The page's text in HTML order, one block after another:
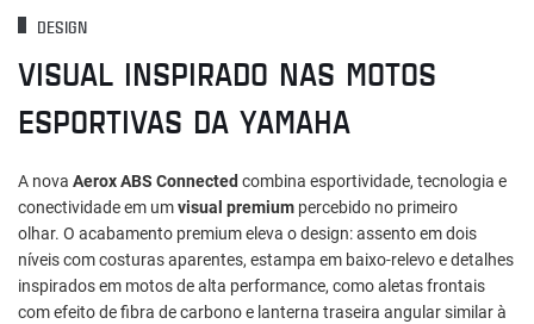
DESIGN
VISUAL INSPIRADO NAS MOTOS
ESPORTIVAS DA YAMAHA
A nova Aerox ABS Connected combina esportividade, tecnologia e
conectividade em umvisual premium percebido no primeiro
olhar. O acabamento premium eleva o design: assento em dois
níveis com costuras aparentes, estampa em baixo-relevo e detalhes
inspirados em motos de alta performance, como aletas frontais
com efeito de fibra de carbono e lanterna traseira angular similar à